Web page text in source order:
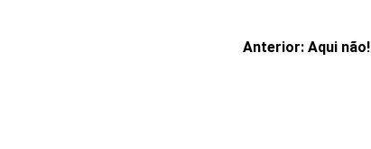
Anterior: Aqui não!